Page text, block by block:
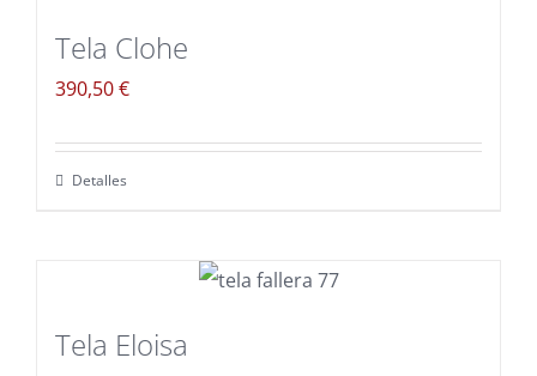
Tela Clohe
390,50€
Detalles
Tela Eloisa